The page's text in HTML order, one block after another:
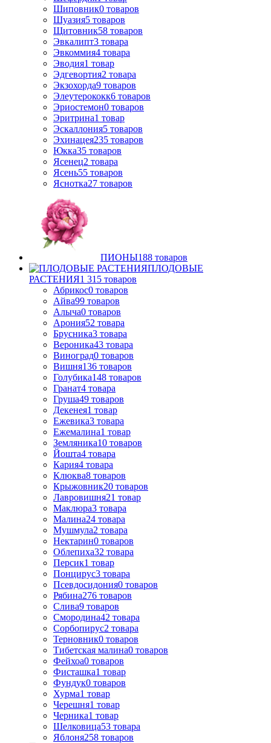
Шиповник0 товаров
Шуазия5 товаров
Щитовник58 товаров
Эвкалипт3 товара
Эвкоммия4 товара
Эводия1 товар
Эдгевортия2 товара
Экзохорда9 товаров
Элеутерококк6 товаров
Эриостемон0 товаров
Эритрина1 товар
Эскаллония5 товаров
Эхинацея235 товаров
Юкка35 товаров
Ясенец2 товара
Ясень55 товаров
Яснотка27 товаров
ПИОНЫ188 товаров
ПЛОДОВЫЕ
РАСТЕНИЯ1 315 товаров
Абрикос0 товаров
Айва99 товаров
Алыча0 товаров
Арония52 товара
Брусника3 товара
Вероника43 товара
Виноград0 товаров
Вишня136 товаров
Голубика148 товаров
Гранат4 товара
Груша49 товаров
Декенея1 товар
Ежевика3 товара
Ежемалина1 товар
Земляника10 товаров
Йошта4 товара
Кария4 товара
Клюква8 товаров
Крыжовник20 товаров
Лавровишня21 товар
Маклюра3 товара
Малина24 товара
Мушмула2 товара
Нектарин0 товаров
Облепиха32 товара
Персик1 товар
Понцирус3 товара
Псевдосидония0 товаров
Рябина276 товаров
Слива9 товаров
Смородина42 товара
Сорбопирус2 товара
Терновник0 товаров
Тибетская малина0 товаров
Фейхоа0 товаров
Фисташка1 товар
Фундук0 товаров
Хурма1 товар
Черешня1 товар
Черника1 товар
Шелковица53 товара
Яблоня258 товаров